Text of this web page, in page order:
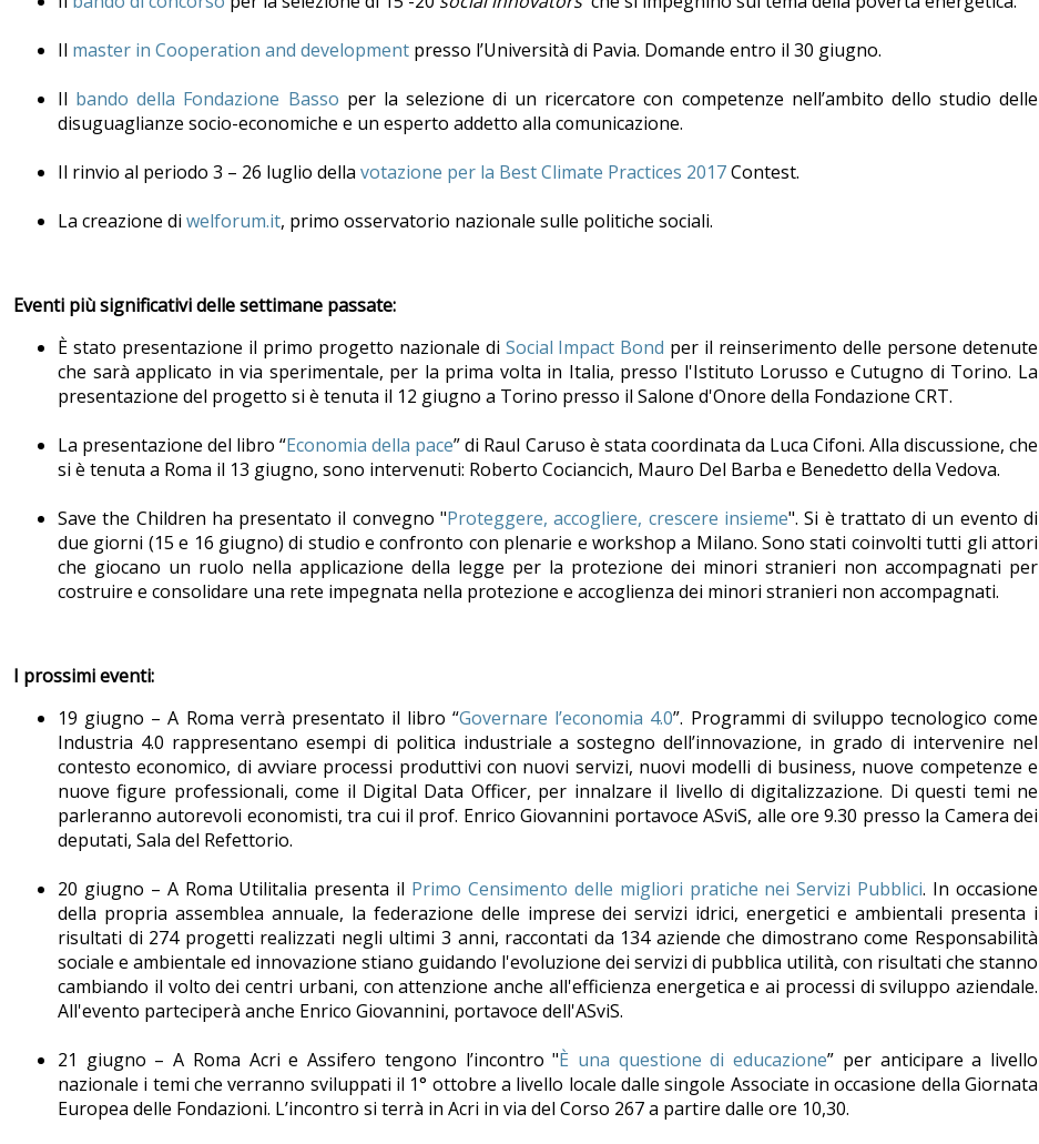
Il master in Cooperation and development presso l’Università di Pavia. Domande entro il 30 giugno.
Il bando della Fondazione Basso per la selezione di un ricercatore con competenze nell’ambito dello studio delle
disuguaglianze socio-economiche e un esperto addetto alla comunicazione.
Il rinvio al periodo 3 – 26 luglio della votazione per la Best Climate Practices 2017Contest.
La creazione di welforum.it, primo osservatorio nazionale sulle politiche sociali.
Eventi più significativi delle settimane passate:
È stato presentazione il primo progetto nazionale di Social Impact Bond per il reinserimento delle persone detenute
che sarà applicato in via sperimentale, per la prima volta in Italia, presso l'Istituto Lorusso e Cutugno di Torino. La
presentazione del progetto si è tenuta il 12 giugno a Torino presso il Salone d'Onore della Fondazione CRT.
La presentazione del libro “Economia della pace” di Raul Caruso è stata coordinata da Luca Cifoni. Alla discussione, che
si è tenuta a Roma il 13 giugno, sono intervenuti: Roberto Cociancich, Mauro Del Barba e Benedetto della Vedova.
Save the Children ha presentato il convegno "Proteggere, accogliere, crescere insieme". Si è trattato di un evento di
due giorni (15 e 16 giugno) di studio e confronto con plenarie e workshop a Milano. Sono stati coinvolti tutti gli attori
che giocano un ruolo nella applicazione della legge per la protezione dei minori stranieri non accompagnati per
costruire e consolidare una rete impegnata nella protezione e accoglienza dei minori stranieri non accompagnati.
I prossimi eventi:
19 giugno – A Roma verrà presentato il libro “Governare l’economia 4.0”. Programmi di sviluppo tecnologico come
Industria 4.0 rappresentano esempi di politica industriale a sostegno dell’innovazione, in grado di intervenire nel
contesto economico, di avviare processi produttivi con nuovi servizi, nuovi modelli di business, nuove competenze e
nuove figure professionali, come il Digital Data Officer, per innalzare il livello di digitalizzazione. Di questi temi ne
parleranno autorevoli economisti, tra cui il prof. Enrico Giovannini portavoce ASviS, alle ore 9.30 presso la Camera dei
deputati, Sala del Refettorio.
20 giugno – A Roma Utilitalia presenta il Primo Censimento delle migliori pratiche nei Servizi Pubblici. In occasione
della propria assemblea annuale, la federazione delle imprese dei servizi idrici, energetici e ambientali presenta i
risultati di 274 progetti realizzati negli ultimi 3 anni, raccontati da 134 aziende che dimostrano come Responsabilità
sociale e ambientale ed innovazione stiano guidando l'evoluzione dei servizi di pubblica utilità, con risultati che stanno
cambiando il volto dei centri urbani, con attenzione anche all'efficienza energetica e ai processi di sviluppo aziendale.
All'evento parteciperà anche Enrico Giovannini, portavoce dell'ASviS.
21 giugno – A Roma Acri e Assifero tengono l’incontro "È una questione di educazione” per anticipare a livello
nazionale i temi che verranno sviluppati il 1° ottobre a livello locale dalle singole Associate in occasione della Giornata
Europea delle Fondazioni. L’incontro si terrà in Acri in via del Corso 267 a partire dalle ore 10,30.